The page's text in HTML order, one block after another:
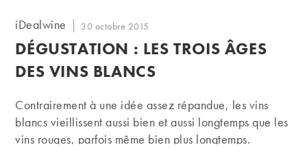
Auteur/autrice
la
publication :
iDealwine
Publication
30 octobre 2015
DÉGUSTATION : LES TROIS ÂGES
DES VINS BLANCS
Contrairement à une idée assez répandue, les vins
blancs vieillissent aussi bien et aussi longtemps que les
vins rouges, parfois même bien plus longtemps.